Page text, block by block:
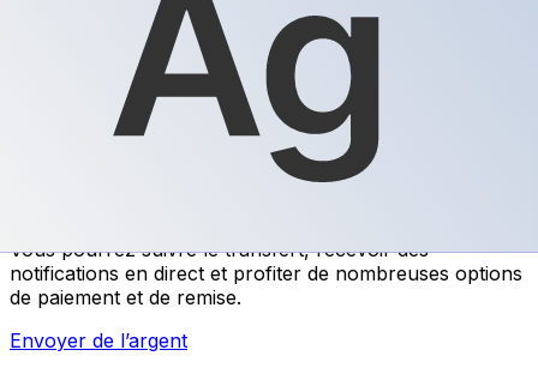
Transferts d'argent internationaux avec Xe
Vous pourrez suivre le transfert, recevoir des
notifications en direct et profiter de nombreuses options
de paiement et de remise.
Envoyer de l’argent